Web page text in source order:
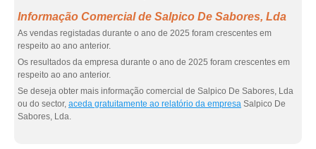
Informação Comercial de Salpico De Sabores, Lda
As vendas registadas durante o ano de 2025 foram crescentes em
respeito ao ano anterior.
Os resultados da empresa durante o ano de 2025 foram crescentes em
respeito ao ano anterior.
Se deseja obter mais informação comercial de Salpico De Sabores, Lda
ou do sector, aceda gratuitamente ao relatório da empresa Salpico De
Sabores, Lda.